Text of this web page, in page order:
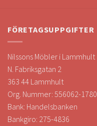
FÖRETAGSUPPGIFTER
Nilssons Möbler i Lammhult
N. Fabriksgatan 2
363 44 Lammhult
Org. Nummer: 556062-1780
Bank: Handelsbanken
Bankgiro: 275-4836